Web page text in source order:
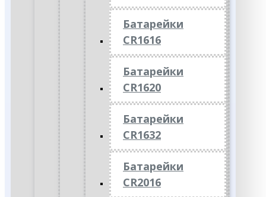
Батарейки
CR1616
Батарейки
CR1620
Батарейки
CR1632
Батарейки
CR2016